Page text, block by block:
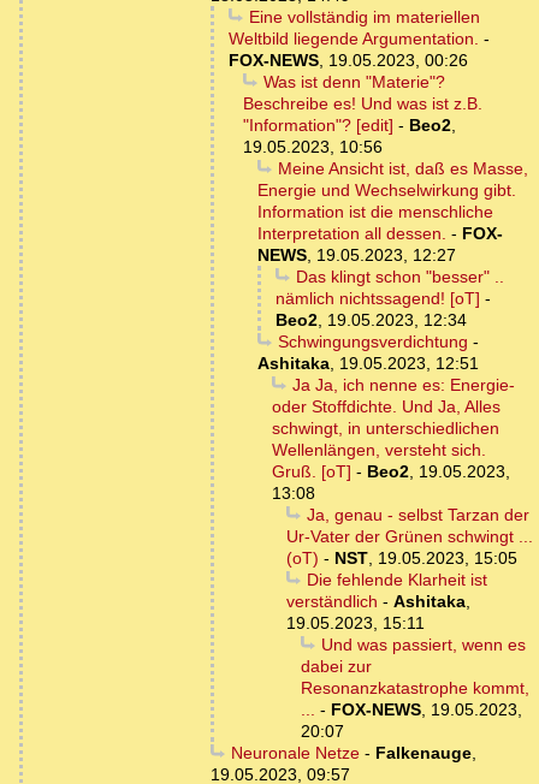
Eine vollständig im materiellen
Weltbild liegende Argumentation. -
FOX-NEWS, 19.05.2023, 00:26
Was ist denn "Materie"?
Beschreibe es! Und was ist z.B.
"Information"? [edit] - Beo2,
19.05.2023, 10:56
Meine Ansicht ist, daß es Masse,
Energie und Wechselwirkung gibt.
Information ist die menschliche
Interpretation all dessen. - FOX-
NEWS, 19.05.2023, 12:27
Das klingt schon "besser" ..
nämlich nichtssagend! [oT] -
Beo2, 19.05.2023, 12:34
Schwingungsverdichtung -
Ashitaka, 19.05.2023, 12:51
Ja Ja, ich nenne es: Energie-
oder Stoffdichte. Und Ja, Alles
schwingt, in unterschiedlichen
Wellenlängen, versteht sich.
Gruß. [oT] - Beo2, 19.05.2023,
13:08
Ja, genau - selbst Tarzan der
Ur-Vater der Grünen schwingt ...
(oT) - NST, 19.05.2023, 15:05
Die fehlende Klarheit ist
verständlich - Ashitaka,
19.05.2023, 15:11
Und was passiert, wenn es
dabei zur
Resonanzkatastrophe kommt,
... - FOX-NEWS, 19.05.2023,
20:07
Neuronale Netze- Falkenauge,
19.05.2023, 09:57